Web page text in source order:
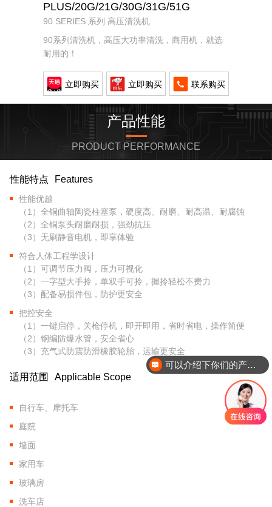
PLUS/20G/21G/30G/31G/51G
90 SERIES 系列 高压清洗机
90系列清洗机，高压大功率清洗，商用机，就选
耐用的！
立即购买 立即购买 联系购买
产品性能
PRODUCT PERFORMANCE
性能特点 Features
性能优越
（1）全铜曲轴陶瓷柱塞泵，硬度高、耐磨、耐高温、耐腐蚀
（2）全铜泵头耐磨耐损，强劲抗压
（3）无刷静音电机，即享体验
符合人体工程学设计
（1）可调节压力阀，压力可视化
（2）一字型大手拎，单双手可拎，握拎轻松不费力
（3）配备易损件包，防护更安全
把控安全
（1）一键启停，关枪停机，即开即用，省时省电，操作简便
（2）钢编防爆水管，安全省心
（3）充气式防震防滑橡胶轮胎，运输更安全
适用范围 Applicable Scope
自行车、摩托车
庭院
墙面
家用车
玻璃房
洗车店
可以介绍下你们的产品么？